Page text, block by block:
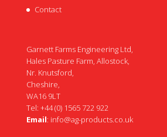
Contact
Garnett Farms Engineering Ltd,
Hales Pasture Farm, Allostock,
Nr. Knutsford,
Cheshire,
WA16 9LT
Tel: +44 (0) 1565 722 922
Email: info@ag-products.co.uk